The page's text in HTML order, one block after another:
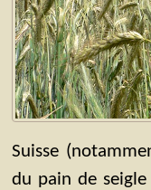
Suisse
du pain de